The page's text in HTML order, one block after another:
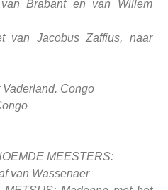
Brabant en van Willem
van Jacobus Zaffius, naar
Congo
MEESTERS:
van Wassenaer